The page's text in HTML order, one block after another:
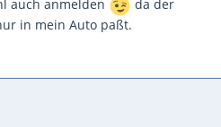
auch anmelden
da der
in mein Auto paßt.